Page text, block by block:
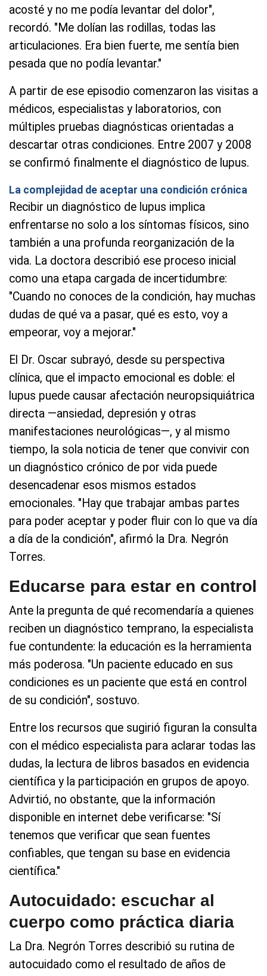
acosté y no me podía levantar del dolor",
recordó. "Me dolían las rodillas, todas las
articulaciones. Era bien fuerte, me sentía bien
pesada que no podía levantar."
A partir de ese episodio comenzaron las visitas a
médicos, especialistas y laboratorios, con
múltiples pruebas diagnósticas orientadas a
descartar otras condiciones. Entre 2007 y 2008
se confirmó finalmente el diagnóstico de lupus.
La complejidad de aceptar una condición crónica
Recibir un diagnóstico de lupus implica
enfrentarse no solo a los síntomas físicos, sino
también a una profunda reorganización de la
vida. La doctora describió ese proceso inicial
como una etapa cargada de incertidumbre:
"Cuando no conoces de la condición, hay muchas
dudas de qué va a pasar, qué es esto, voy a
empeorar, voy a mejorar."
El Dr. Oscar subrayó, desde su perspectiva
clínica, que el impacto emocional es doble: el
lupus puede causar afectación neuropsiquiátrica
directa —ansiedad, depresión y otras
manifestaciones neurológicas—, y al mismo
tiempo, la sola noticia de tener que convivir con
un diagnóstico crónico de por vida puede
desencadenar esos mismos estados
emocionales. "Hay que trabajar ambas partes
para poder aceptar y poder fluir con lo que va día
a día de la condición", afirmó la Dra. Negrón
Torres.
Educarse para estar en control
Ante la pregunta de qué recomendaría a quienes
reciben un diagnóstico temprano, la especialista
fue contundente: la educación es la herramienta
más poderosa. "Un paciente educado en sus
condiciones es un paciente que está en control
de su condición", sostuvo.
Entre los recursos que sugirió figuran la consulta
con el médico especialista para aclarar todas las
dudas, la lectura de libros basados en evidencia
científica y la participación en grupos de apoyo.
Advirtió, no obstante, que la información
disponible en internet debe verificarse: "Sí
tenemos que verificar que sean fuentes
confiables, que tengan su base en evidencia
científica."
Autocuidado: escuchar al
cuerpo como práctica diaria
La Dra. Negrón Torres describió su rutina de
autocuidado como el resultado de años de